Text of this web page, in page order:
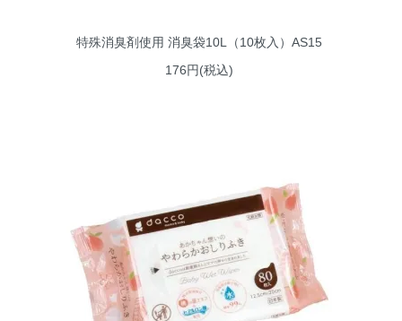
特殊消臭剤使用 消臭袋10L（10枚入）AS15
176円(税込)